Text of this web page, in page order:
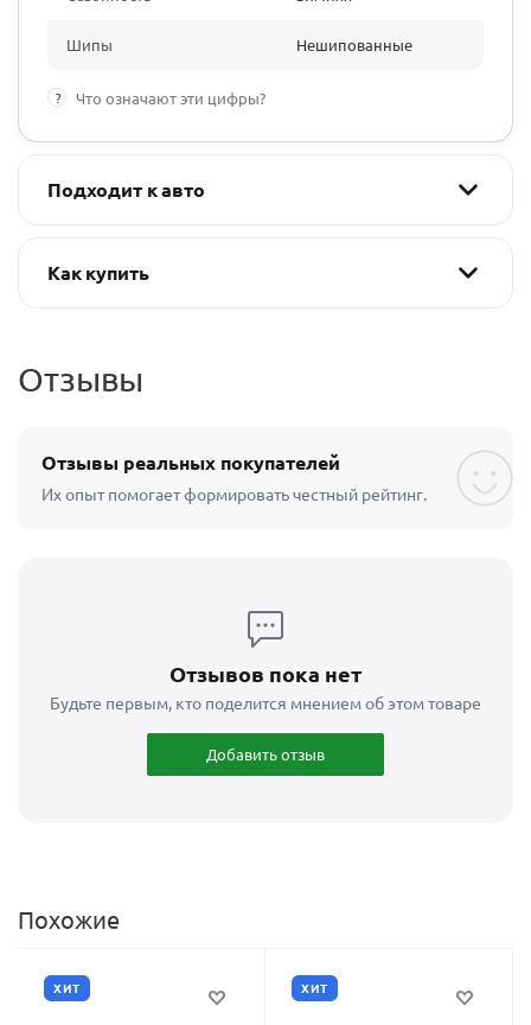
Шипы Нешипованные
? Что означают эти цифры?
Подходит к авто
Как купить
Отзывы
Отзывы реальных покупателей
Их опыт помогает формировать честный рейтинг.
Отзывов пока нет
Будьте первым, кто поделится мнением об этом товаре
Добавить отзыв
Похожие
ХИТ ХИТ